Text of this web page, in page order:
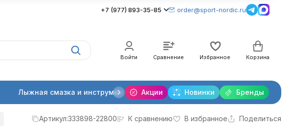
+7 (977) 893-35-85 order@sport-nordic.ru
Войти Сравнение Избранное Корзина
Акции Новинки Бренды
Лыжная смазка и инструменты Крепления лыжные Очки и линзы
Артикул:333898-22800 К сравнению В избранное Поделиться